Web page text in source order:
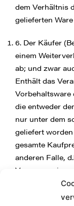
dem Verhältnis
gelieferten
6. Der Käufer
einem
ab; und zwar
Enthält das
Vorbehaltsware
die entweder
nur unter dem
geliefert
gesamte
anderen Falle,
Verkäufer ein
dem Verhältnis